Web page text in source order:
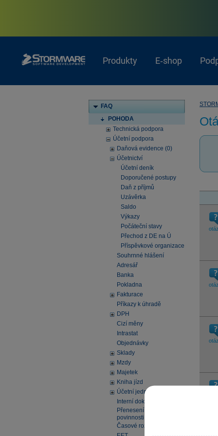
Produkty E‑shop
FAQ
POHODA
Technická podpora
Účetní podpora
Daňová evidence (0)
Účetnictví
Účetní deník
Doporučené postupy
Daň z příjmů
Uzávěrka
Saldo
Výkazy
Počáteční stavy
Přechod z DE na Ú
Příspěvkové organizace
Souhrnné hlášení
Adresář
Banka
Pokladna
Fakturace
Příkazy k úhradě
DPH
Cizí měny
Intrastat
Objednávky
Sklady
Mzdy
Majetek
Kniha jízd
Účetní jednotky
Interní doklady
Přenesení daňové
povinnosti
Časové rozlišení